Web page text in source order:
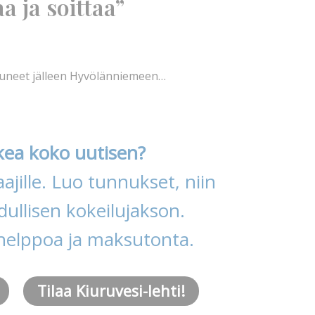
ja soittaa”
jälleen Hyvölänniemeen…
koko uutisen?
Luo tunnukset, niin
kokeilujakson.
ja maksutonta.
Tilaa Kiuruvesi-lehti!